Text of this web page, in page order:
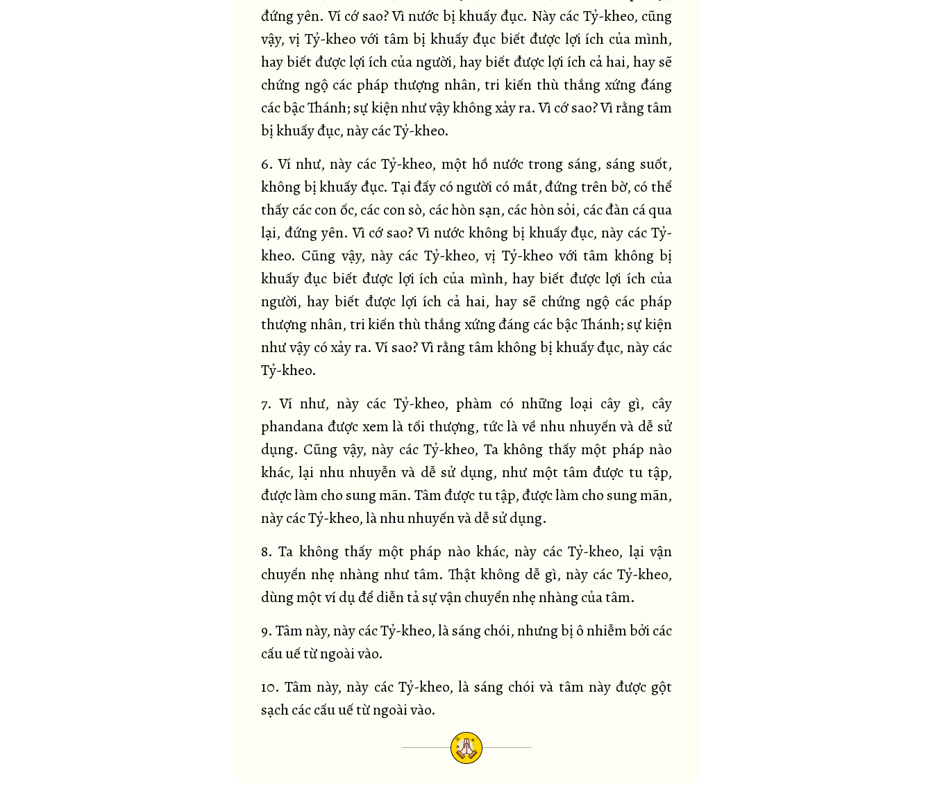
đứng yên. Ví cớ sao? Vì nước bị khuấy đục. Này các Tỷ-kheo, cũng
vậy, vị Tỷ-kheo với tâm bị khuấy đục biết được lợi ích của mình,
hay biết được lợi ích của người, hay biết được lợi ích cả hai, hay sẽ
chứng ngộ các pháp thượng nhân, tri kiến thù thắng xứng đáng
các bậc Thánh; sự kiện như vậy không xảy ra. Vì cớ sao? Vì rằng tâm
bị khuấy đục, này các Tỷ-kheo.
6. Ví như, này các Tỷ-kheo, một hồ nước trong sáng, sáng suốt,
không bị khuấy đục. Tại đấy có người có mắt, đứng trên bờ, có thể
thấy các con ốc, các con sò, các hòn sạn, các hòn sỏi, các đàn cá qua
lại, đứng yên. Vì cớ sao? Vì nước không bị khuấy đục, này các Tỷ-
kheo. Cũng vậy, này các Tỷ-kheo, vị Tỷ-kheo với tâm không bị
khuấy đục biết được lợi ích của mình, hay biết được lợi ích của
người, hay biết được lợi ích cả hai, hay sẽ chứng ngộ các pháp
thượng nhân, tri kiến thù thắng xứng đáng các bậc Thánh; sự kiện
như vậy có xảy ra. Ví sao? Vì rằng tâm không bị khuấy đục, này các
Tỷ-kheo.
7. Ví như, này các Tỷ-kheo, phàm có những loại cây gì, cây
phandana được xem là tối thượng, tức là về nhu nhuyến và dễ sử
dụng. Cũng vậy, này các Tỷ-kheo, Ta không thấy một pháp nào
khác, lại nhu nhuyễn và dễ sử dụng, như một tâm được tu tập,
được làm cho sung mãn. Tâm được tu tập, được làm cho sung mãn,
này các Tỷ-kheo, là nhu nhuyến và dễ sử dụng.
8. Ta không thấy một pháp nào khác, này các Tỷ-kheo, lại vận
chuyển nhẹ nhàng như tâm. Thật không dễ gì, này các Tỷ-kheo,
dùng một ví dụ để diễn tả sự vận chuyển nhẹ nhàng của tâm.
9. Tâm này, này các Tỷ-kheo, là sáng chói, nhưng bị ô nhiễm bởi các
cấu uế từ ngoài vào.
10. Tâm này, này các Tỷ-kheo, là sáng chói và tâm này được gột
sạch các cấu uế từ ngoài vào.